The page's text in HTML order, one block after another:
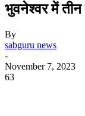
भुवनेश्वर में तीन
By
sabguru news
-
November 7, 2023
63